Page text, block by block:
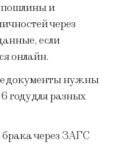
пошлины и
через
если
онлайн.
документы нужны
году для разных
через ЗАГС